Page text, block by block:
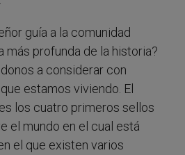
guía a la comunidad
más profunda de la historia?
a considerar con
estamos viviendo. El
los cuatro primeros sellos
el mundo en el cual está
el que existen varios